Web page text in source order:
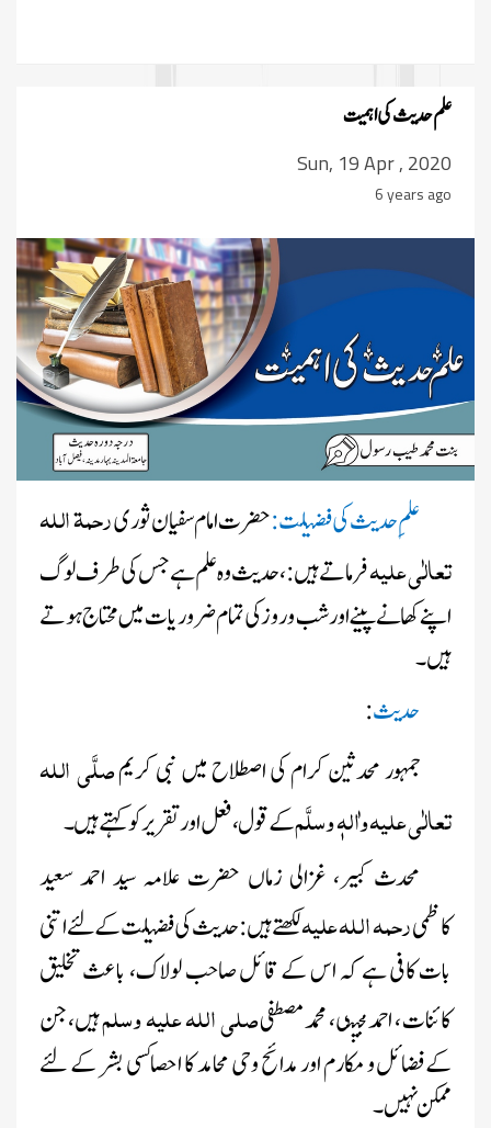
علم حدیث کی اہمیت
Sun, 19 Apr , 2020
6 years ago
علمِ حديث کی فضیلت:حضرت امام سفیان ثوریرحمۃ اللہ
تعالٰی علیہفرماتے ہیں: ، حدیث وہ علم ہے جس کی طرف لوگ
اپنے کھانے پینے اور شب و روز کی تمام ضروریات میں محتاج ہوتے
ہیں۔
حدیث:
جمہور محدثین کرام کی اصطلاح میں نبی کریمصلَّی اللہ
تعالٰی علیہ واٰلہٖ وسلَّمکے قول ،فعل اور تقریر کو کہتے ہیں۔
محدث کبیر، غزالی زماں حضرت علامہ سید احمد سعید
کاظمیرحمہ اللہ علیہلکھتے ہیں:حدیث کی فضیلت کے لئے اتنی
بات کافی ہے کہ اس کے قائل صاحب لولاک، باعث تخلیق
کائنات ، احمد مجتبی، محمد مصطفیصلی اللہ علیہ وسلمہیں، جن
کےفضائل و مکارم اور مدائح وحی محامد کا احصاکسی بشر کے لئے
ممکن نہیں۔